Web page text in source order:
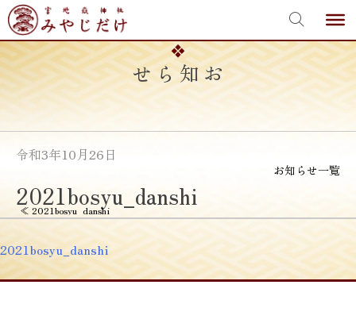
Skip
to
content
お知らせ
令和3年10月26日
お知らせ一覧
2021bosyu_danshi
2021bosyu_danshi
投
稿
ナ
ビ
≪ 2021bosyu_danshi